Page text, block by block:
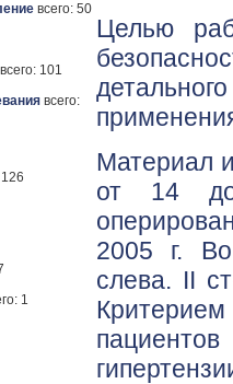
всего: 50
всего: 101
всего:
126
1
Целью
Материал
от 14 до
2005 г. Во
слева. II